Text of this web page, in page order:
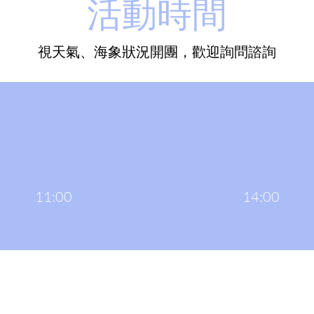
活動時間
​視天氣、海象狀況開團，歡迎詢問諮詢
11:00 14:00